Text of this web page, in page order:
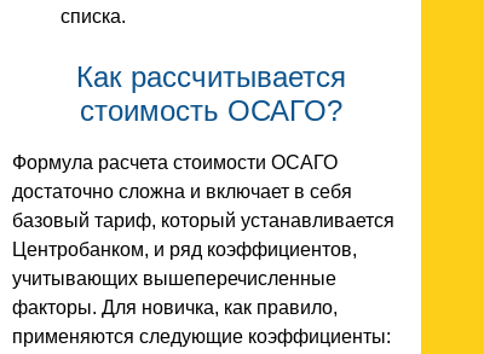
списка.
Как рассчитывается
стоимость ОСАГО?
Формула расчета стоимости ОСАГО
достаточно сложна и включает в себя
базовый тариф, который устанавливается
Центробанком, и ряд коэффициентов,
учитывающих вышеперечисленные
факторы. Для новичка, как правило,
применяются следующие коэффициенты: